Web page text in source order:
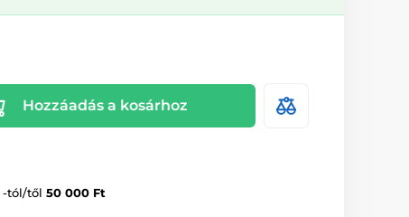
Hozzáadás a kosárhoz
-tól/től 50 000 Ft